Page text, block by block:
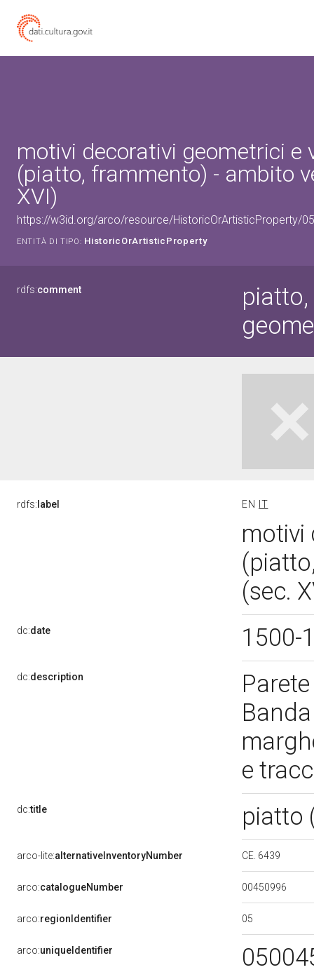
motivi decorativi geometrici e
(piatto, frammento) - ambito
XVI)
https://w3id.org/arco/resource/HistoricOrArtisticProperty/
ENTITÀ DI TIPO: HistoricOrArtisticProperty
rdfs:comment
rdfs: label EN IT
motivi
(sec.
dc:date 1500-
dc:description
e
dc:title piatto
arco-lite:alternativeInventoryNumber CE. 6439
arco:catalogueNumber 00450996
arco:regionIdentifier 05
arco:uniqueIdentifier